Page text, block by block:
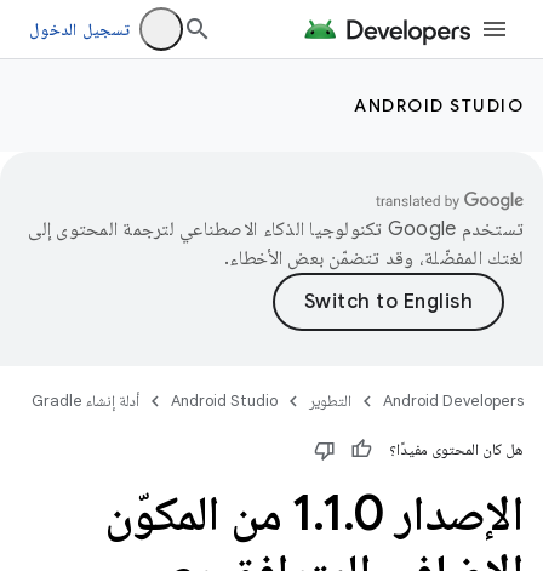
تسجيل الدخول
ANDROID STUDIO
تستخدم Google تكنولوجيا الذكاء الاصطناعي لترجمة المحتوى إلى
لغتك المفضّلة، وقد تتضمّن بعض الأخطاء.
Android Developers التطوير Android Studio أدلة إنشاء Gradle
هل كان المحتوى مفيدًا؟
الإصدار 1 .1.
0 من المكوّن